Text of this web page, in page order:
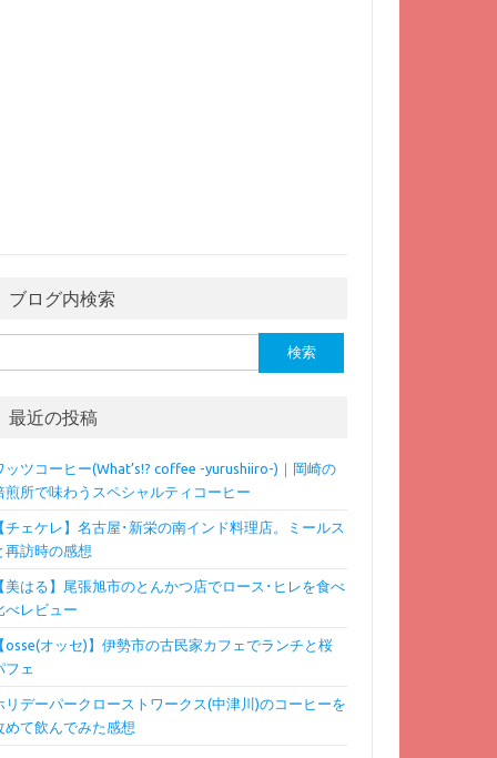
ブログ内検索
:
最近の投稿
ッツコーヒー(What’s!? coffee -yurushiiro-)｜岡崎の
煎所で味わうスペシャルティコーヒー
チェケレ】名古屋･新栄の南インド料理店。ミールス
再訪時の感想
美はる】尾張旭市のとんかつ店でロース･ヒレを食べ
べレビュー
osse(オッセ)】伊勢市の古民家カフェでランチと桜
フェ
リデーパークローストワークス(中津川)のコーヒーを
めて飲んでみた感想